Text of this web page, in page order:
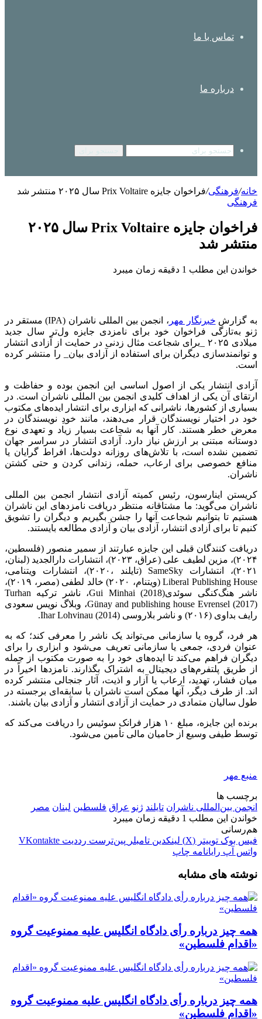
تماس با ما
درباره ما
خانه/فرهنگی/فراخوان جایزه Prix Voltaire سال ۲۰۲۵ منتشر شد
فرهنگی
فراخوان جایزه Prix Voltaire سال ۲۰۲۵
منتشر شد
خواندن این مطلب 1 دقیقه زمان میبرد
به گزارش خبرنگار مهر
، انجمن بین المللی ناشران (IPA) مستقر در
ژنو به‌تازگی فراخوان خود برای نامزدی جایزه ول‌تر سال جدید
میلادی ۲۰۲۵ _برای شجاعت مثال زدنی در حمایت از آزادی انتشار
و توانمندسازی دیگران برای استفاده از آزادی بیان_ را منتشر کرده
است.
آزادی انتشار یکی از اصول اساسی این انجمن بوده و حفاظت و
ارتقای آن یکی از اهداف کلیدی انجمن بین المللی ناشران است. در
بسیاری از کشورها، ناشرانی که ابزاری برای انتشار ایده‌های مکتوب
خود در اختیار نویسندگان قرار می‌دهند، مانند خودِ نویسندگان در
معرض خطر هستند. کار آنها به شجاعت بسیار زیاد و تعهدی نوع
دوستانه مبتنی بر ارزش نیاز دارد. آزادی انتشار در سراسر جهان
تضمین نشده است، با تلاش‌های روزانه دولت‌ها، افراط گرایان یا
منافع خصوصی برای ارعاب، حمله، زندانی کردن و حتی کشتن
ناشران.
کریستن اینارسون، رئیس کمیته آزادی انتشار انجمن بین المللی
ناشران می‌گوید: ما مشتاقانه منتظر دریافت نامزدهای این ناشران
هستیم تا بتوانیم شجاعت آنها را جشن بگیریم و دیگران را تشویق
کنیم تا برای آزادی انتشار، آزادی بیان و آزادی مطالعه بایستند.
دریافت کنندگان قبلی این جایزه عبارتند از سمیر منصور (فلسطین،
۲۰۲۴)، مزین لطیف علی (عراق، ۲۰۲۳)، انتشارات دارالجدید (لبنان،
۲۰۲۱)، انتشارات SameSky (تایلند ،۲۰۲۰)، انتشارات ویتنامی،
Liberal Publishing House (ویتنام، ۲۰۲۰) خالد لطفی (مصر، ۲۰۱۹)،
ناشر هنگ‌کنگی سوئدیGui Minhai (2018)، ناشر ترکیه Turhan
Günay and publishing house Evrensel (2017)، وبلاگ نویس سعودی
رایف بداوی (۲۰۱۶) و ناشر بلاروسی Ihar Lohvinau (2014).
هر فرد، گروه یا سازمانی می‌تواند یک ناشر را معرفی کند؛ که به
عنوان فردی، جمعی یا سازمانی تعریف می‌شود و ابزاری را برای
دیگران فراهم می‌کند تا ایده‌های خود را به صورت مکتوب از جمله
از طریق پلتفرم‌های دیجیتال به اشتراک بگذارند. نامزدها اخیراً در
میان فشار، تهدید، ارعاب یا آزار و اذیت، آثار جنجالی منتشر کرده
اند. از طرف دیگر، آنها ممکن است ناشران با سابقه‌ای برجسته در
طول سالیان متمادی در حمایت از آزادی انتشار و آزادی بیان باشند.
برنده این جایزه، مبلغ ۱۰ هزار فرانک سوئیس را دریافت می‌کند که
توسط طیفی وسیع از حامیان مالی تأمین می‌شود.
منبع مهر
برچسب ها
انجمن بین‌المللی ناشران تایلند ژنو عراق فلسطین لبنان مصر
خواندن این مطلب 1 دقیقه زمان میبرد
هم‌رسانی
فیس بوک توییتر (X) لینکدین ‫تامبلر ‫پین‌ترست ‫رددیت ‫VKontakte
واتس آپ رایانامه چاپ
نوشته های مشابه
همه چیز درباره رأی دادگاه انگلیس علیه ممنوعیت گروه
«اقدام فلسطین»
همه چیز درباره رأی دادگاه انگلیس علیه ممنوعیت گروه
«اقدام فلسطین»